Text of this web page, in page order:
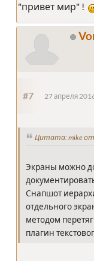
"привет мир" !
#7 27 апреля
Цитата: mike от
Экраны можно
Снапшот
отдельного
методом
плагин